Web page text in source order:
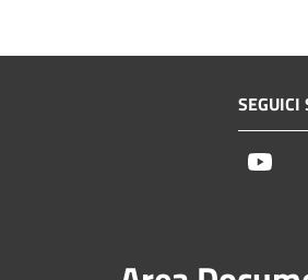
SEGUICI